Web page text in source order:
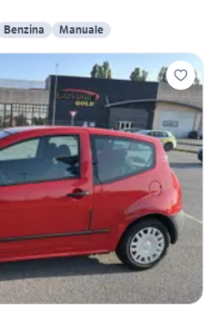
Benzina Manuale